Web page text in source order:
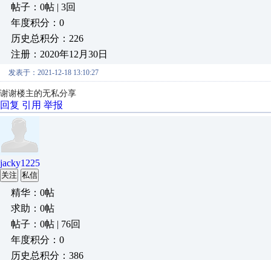
帖子：0帖 | 3回
年度积分：0
历史总积分：226
注册：2020年12月30日
发表于：2021-12-18 13:10:27
谢谢楼主的无私分享
回复 引用 举报
jacky1225
关注 私信
精华：0帖
求助：0帖
帖子：0帖 | 76回
年度积分：0
历史总积分：386